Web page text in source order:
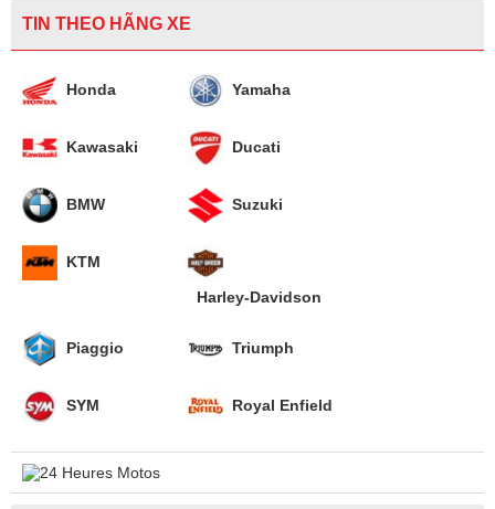
TIN THEO HÃNG XE
Honda Yamaha
Kawasaki Ducati
BMW Suzuki
KTM
Harley-Davidson
Piaggio Triumph
SYM Royal Enfield